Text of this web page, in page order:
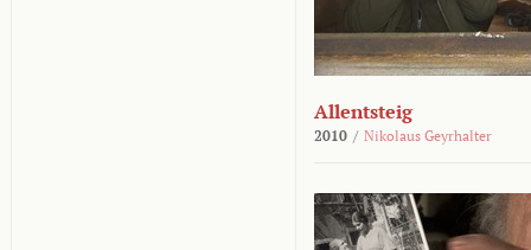
Allentsteig
2010 / Nikolaus Geyrhalter